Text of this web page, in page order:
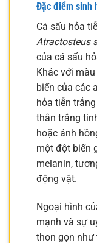
Đặc điểm sinh
Cá sấu hỏa
Atractosteus
của cá sấu
Khác với
biến của các
hỏa tiễn
thân trắng
hoặc ánh
một đột biến
melanin,
động vật.
Ngoại hình
mạnh và sự
thon gọn như